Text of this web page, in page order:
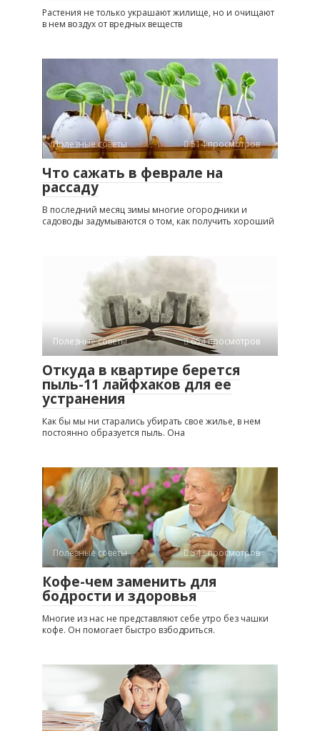
Растения не только украшают жилище, но и очищают
в нем воздух от вредных веществ
Полезные советы 514 просмотров
Что сажать в феврале на
рассаду
В последний месяц зимы многие огородники и
садоводы задумываются о том, как получить хороший
Полезные советы 654 просмотров
Откуда в квартире берется
пыль-11 лайфхаков для ее
устранения
Как бы мы ни старались убирать свое жилье, в нем
постоянно образуется пыль. Она
Полезные советы 542 просмотров
Кофе-чем заменить для
бодрости и здоровья
Многие из нас не представляют себе утро без чашки
кофе. Он помогает быстро взбодриться.